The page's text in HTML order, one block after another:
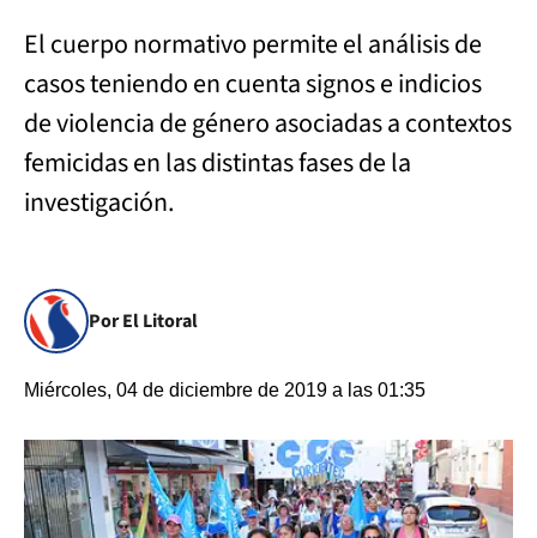
El cuerpo normativo permite el análisis de
casos teniendo en cuenta signos e indicios
de violencia de género asociadas a contextos
femicidas en las distintas fases de la
investigación.
Por El Litoral
Miércoles, 04 de diciembre de 2019 a las 01:35